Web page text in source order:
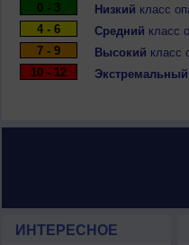
0 - 3
Низкий класс
4 - 6
Средний класс
7 - 9
Высокий класс
10 - 12
Экстремальный
ИНТЕРЕСНОЕ